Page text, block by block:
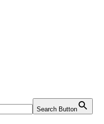
Search Button